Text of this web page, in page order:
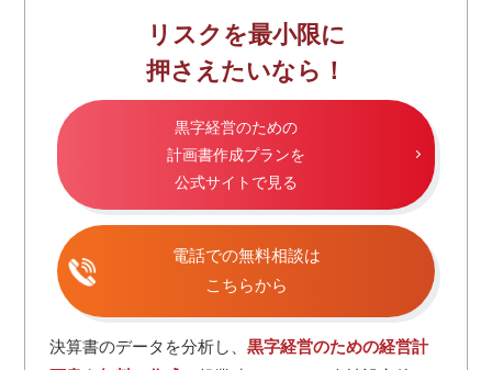
リスクを最小限に
押さえたいなら！
黒字経営のための
計画書作成プランを
公式サイトで見る
電話での無料相談は
こちらから
決算書のデータを分析し、 黒字経営のための経営計